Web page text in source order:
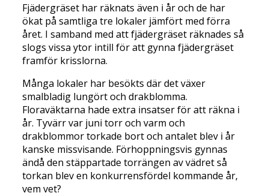
Fjädergräset har räknats även i år och de har
ökat på samtliga tre lokaler jämfört med förra
året. I samband med att fjädergräset räknades så
slogs vissa ytor intill för att gynna fjädergräset
framför krisslorna.
Många lokaler har besökts där det växer
smalbladig lungört och drakblomma.
Floraväktarna hade extra insatser för att räkna i
år. Tyvärr var juni torr och varm och
drakblommor torkade bort och antalet blev i år
kanske missvisande. Förhoppningsvis gynnas
ändå den stäppartade torrängen av vädret så
torkan blev en konkurrensfördel kommande år,
vem vet?